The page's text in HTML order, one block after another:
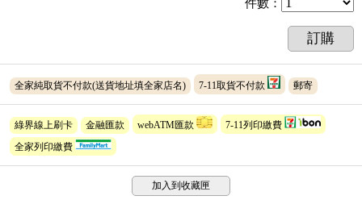
件數 ：
訂購
全家純取貨不付款(送貨地址填全家店名) 7-11取貨不付款 郵寄
綠界線上刷卡 金融匯款 webATM匯款
7-11列印繳費
全家列印繳費
加入到收藏匣